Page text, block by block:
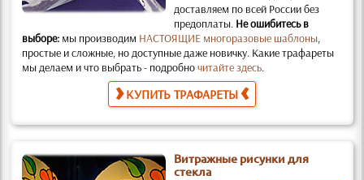
доставляем по всей России без
предоплаты. Не ошибитесь в
выборе: мы производим НАСТОЯЩИЕ многоразовые шаблоны,
простые и слож­ные, но доступные даже новичку. Какие трафареты
мы делаем и что выбрать - подробночитайте здесь.
КУПИТЬ ТРАФАРЕТЫ
Витражные рисунки для
стекла